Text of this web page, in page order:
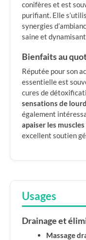
conifères et est
purifiant. Elle
synergies
saine et
Bienfaits au
Réputée pour son
essentielle est
cures de
sensations de
également
apaiser les muscles
excellent soutien
Usages
Drainage et
Massage